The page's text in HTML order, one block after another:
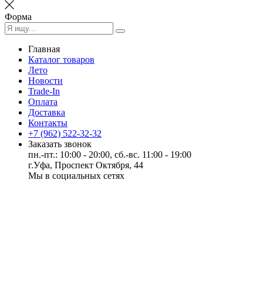
Форма
Главная
Каталог товаров
Лето
Новости
Trade-In
Оплата
Доставка
Контакты
+7 (962) 522-32-32
Заказать звонок
пн.-пт.: 10:00 - 20:00, сб.-вс. 11:00 - 19:00
г.Уфа, Проспект Октября, 44
Мы в социальных сетях